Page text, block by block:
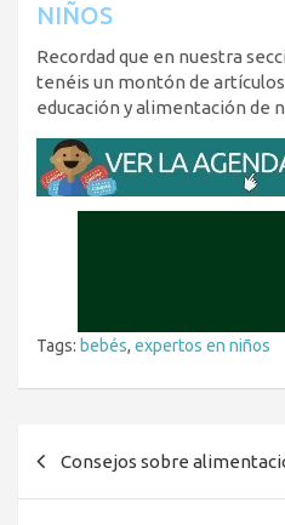
NIÑOS
Recordad que en nuestra
tenéis un montón de
educación y alimentación de
Tags: bebés, expertos en niños
Consejos sobre